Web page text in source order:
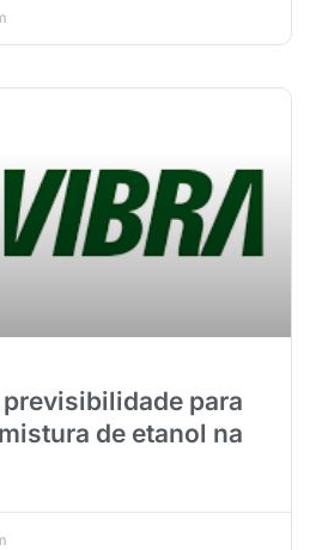
para
de etanol na